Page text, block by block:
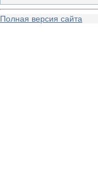
Полная версия сайта